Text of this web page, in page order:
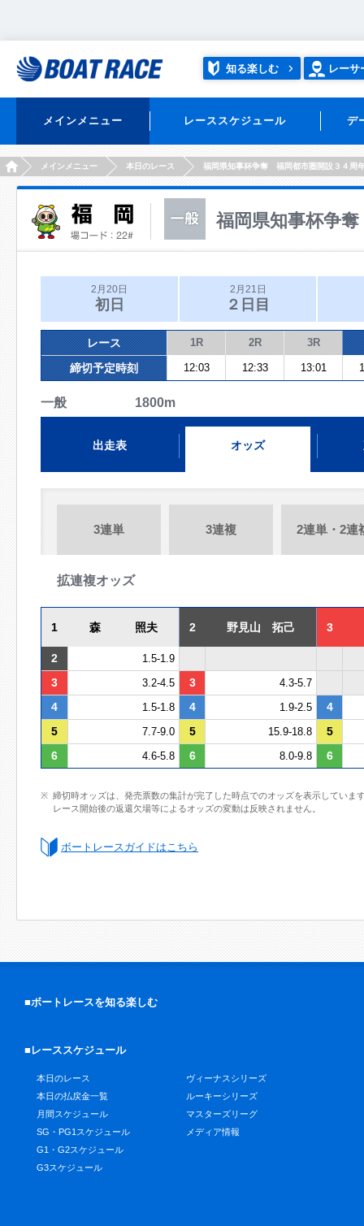
知る楽しむ レーサ
メインメニュー レーススケジュール デ
HOMEメインメニュー 本日のレース 福岡県知事杯争奪 福岡都市圏開設３４周
福岡県知事杯争
2月20日
初日
2月21日
２日目
レース 1R 2R 3R
締切予定時刻 12:03 12:33 13:01
一般 1800m
出走表 オッズ
3連単 3連複 2連単・2連
拡連複オッズ
1 森 照夫 2 野見山 拓己 3
2 1.5-1.9
3 3.2-4.5 3 4.3-5.7
4 1.5-1.8 4 1.9-2.5
4
5
7.7-9.0 5 15.9-18.8
5
6
4.6-5.8 6 8.0-9.8 6
締切時オッズは、発売票数の集計が完了した時点でのオッズを表示していま
レース開始後の返還欠場等によるオッズの変動は反映されません。
ボートレースガイドはこちら
■ボートレースを知る楽しむ
■レーススケジュール
本日のレース
本日の払戻金一覧
月間スケジュール
SG・PG1スケジュール
G1・G2スケジュール
G3スケジュール
ヴィーナスシリーズ
ルーキーシリーズ
マスターズリーグ
メディア情報